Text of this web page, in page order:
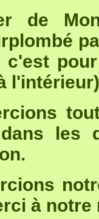
de
c'est
les
à notre